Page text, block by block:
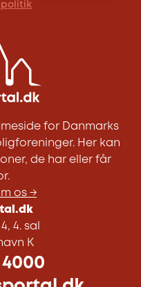
for Danmarks
Her kan
de har eller får
os →
4. sal
K
4000